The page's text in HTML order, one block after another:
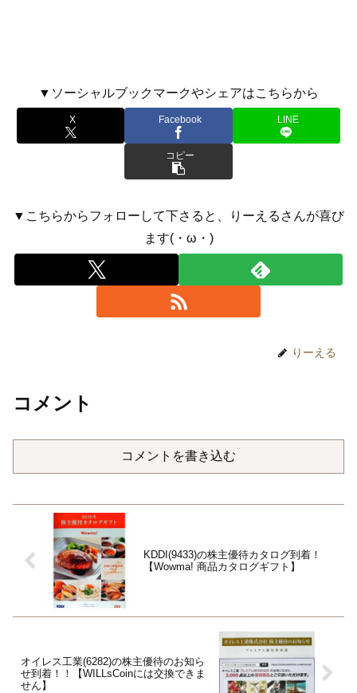
▼ソーシャルブックマークやシェアはこちらから
X Facebook LINE
コピー
▼こちらからフォローして下さると、りーえるさんが喜び
ます(・ω・)
りーえる
コメント
コメントを書き込む
KDDI(9433)の株主優待カタログ到着！
【Wowma! 商品カタログギフト】
オイレス工業(6282)の株主優待のお知ら
せ到着！！【WILLsCoinには交換できま
せん】